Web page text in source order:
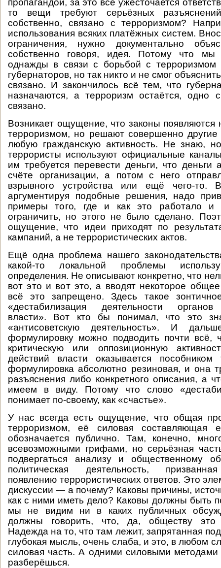
пропагандой, за это всё ужесточается
то вещи требуют серьёзных
собственно, связано с терроризмом?
использования всяких платёжных систем.
ограничения, нужно документально
собственно говоря, идея. Потому что
однажды в связи с борьбой с терроризмом
губернаторов, но так никто и не смог
связано. И закончилось всё тем, что
назначаются, а терроризм остаётся, одно
связано.
Возникает ощущение, что законы
терроризмом, но решают совершенно другие
любую гражданскую активность. Не знаю,
террористы используют официальные
им требуется перевести деньги, что деньги
счёте организации, а потом с него
взрывного устройства или ещё чего-то.
аргументируя подобные решения, надо
примеры того, где и как это работало и
ограничить, но этого не было сделано.
ощущение, что идеи приходят по
кампаний, а не террористических актов.
Ещё одна проблема нашего
какой-то локальной проблемы
определения. Не описывают конкретно, что
вот это и вот это, а вводят некоторое
всё это запрещено. Здесь такое
«дестабилизация деятельности органов
власти». Вот кто бы понимал, что это
«антисоветскую деятельность». И
формулировку можно подводить почти всё,
критическую или оппозиционную
действий власти оказывается пособником
формулировка абсолютно резиновая, и она
разъяснения либо конкретного описания, а
имеем в виду. Потому что слово
понимает по-своему, как «счастье».
У нас всегда есть ощущение, что общая
терроризмом, её силовая составляющая
обозначается публично. Там, конечно,
всевозможными грифами, но серьёзная
подвергаться анализу и общественному
политическая деятельность,
появлению террористических ответов. Это
дискуссии — а почему? Каковы причины,
как с ними иметь дело? Каковы должны быть
мы не видим ни в каких публичных
должны говорить, что, да, обществу это
Надежда на то, что там лежит, запрятанная
глубокая мысль, очень слаба, и это, в любом
силовая часть. А одними силовыми
разберёшься.